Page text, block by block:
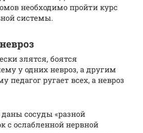
необходимо пройти курс
системы.
злятся, боятся
у одних невроз, а другим
педагог ругает всех, а невроз
сосуды «разной
с ослабленной нервной